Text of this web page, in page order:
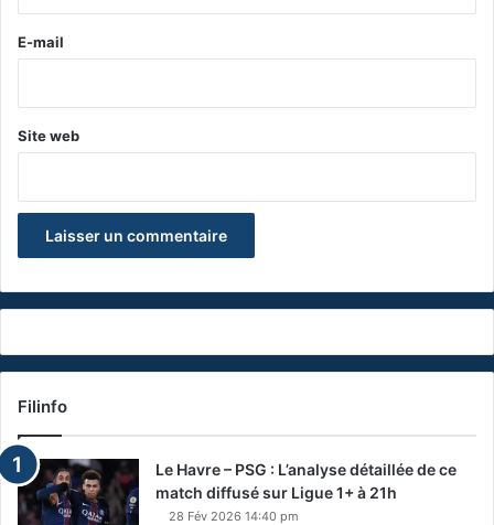
e
E-mail
Site web
Filinfo
Le Havre – PSG : L’analyse détaillée de ce
match diffusé sur Ligue 1+ à 21h
28 Fév 2026 14:40 pm